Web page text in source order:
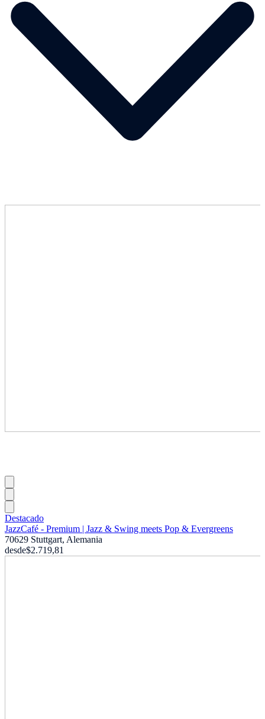
Destacado
JazzCafé - Premium | Jazz & Swing meets Pop & Evergreens
70629 Stuttgart, Alemania
desde$2.719,81